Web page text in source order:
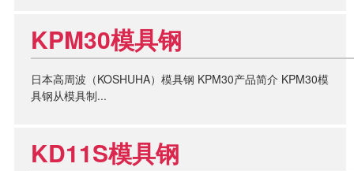
KPM30模具钢
日本高周波（KOSHUHA）模具钢 KPM30产品简介 KPM30模
具钢从模具制...
KD11S模具钢